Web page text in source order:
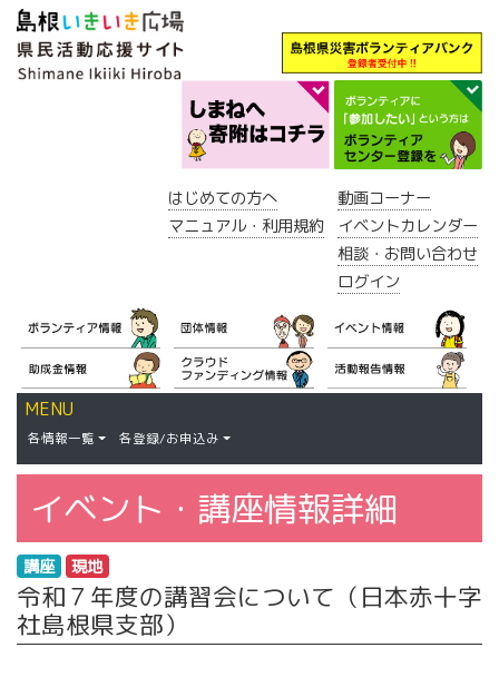
はじめての方へ
マニュアル・利用規約
動画コーナー
イベントカレンダー
相談・お問い合わせ
ログイン
MENU
各情報一覧 各登録/お申込み
イベント・講座情報詳細
講座 現地
令和７年度の講習会について（日本赤十字
社島根県支部）